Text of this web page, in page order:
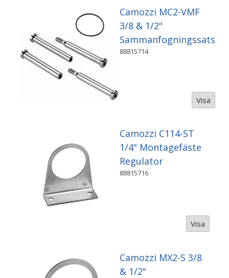
Camozzi MC2-VMF
3/8 & 1/2"
Sammanfogningssats
88815714
Visa
Camozzi C114-ST
1/4" Montagefäste
Regulator
88815716
Visa
Camozzi MX2-S 3/8
& 1/2"